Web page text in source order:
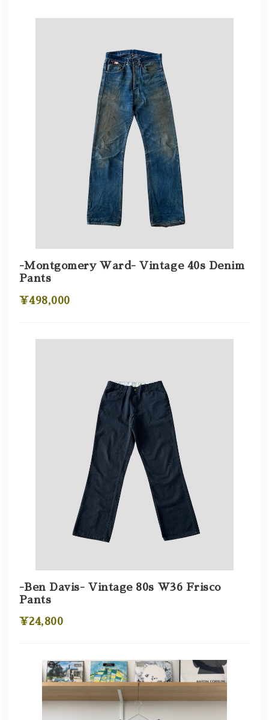
-Montgomery Ward- Vintage 40s Denim
Pants
¥498,000
-Ben Davis- Vintage 80s W36 Frisco
Pants
¥24,800